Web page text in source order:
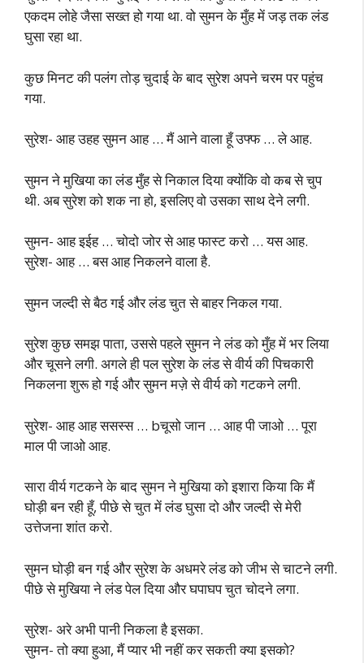
एकदम लोहे जैसा सख्त हो गया था. वो सुमन के मुँह में जड़ तक लंड
घुसा रहा था.
कुछ मिनट की पलंग तोड़ चुदाई के बाद सुरेश अपने चरम पर पहुंच
गया.
सुरेश- आह उहह सुमन आह … मैं आने वाला हूँ उफ्फ … ले आह.
सुमन ने मुखिया का लंड मुँह से निकाल दिया क्योंकि वो कब से चुप
थी. अब सुरेश को शक ना हो, इसलिए वो उसका साथ देने लगी.
सुमन- आह इईह … चोदो जोर से आह फास्ट करो … यस आह.
सुरेश- आह … बस आह निकलने वाला है.
सुमन जल्दी से बैठ गई और लंड चुत से बाहर निकल गया.
सुरेश कुछ समझ पाता, उससे पहले सुमन ने लंड को मुँह में भर लिया
और चूसने लगी. अगले ही पल सुरेश के लंड से वीर्य की पिचकारी
निकलना शुरू हो गई और सुमन मज़े से वीर्य को गटकने लगी.
सुरेश- आह आह ससस्स … bचूसो जान … आह पी जाओ … पूरा
माल पी जाओ आह.
सारा वीर्य गटकने के बाद सुमन ने मुखिया को इशारा किया कि मैं
घोड़ी बन रही हूँ, पीछे से चुत में लंड घुसा दो और जल्दी से मेरी
उत्तेजना शांत करो.
सुमन घोड़ी बन गई और सुरेश के अधमरे लंड को जीभ से चाटने लगी.
पीछे से मुखिया ने लंड पेल दिया और घपाघप चुत चोदने लगा.
सुरेश- अरे अभी पानी निकला है इसका.
सुमन- तो क्या हुआ, मैं प्यार भी नहीं कर सकती क्या इसको?